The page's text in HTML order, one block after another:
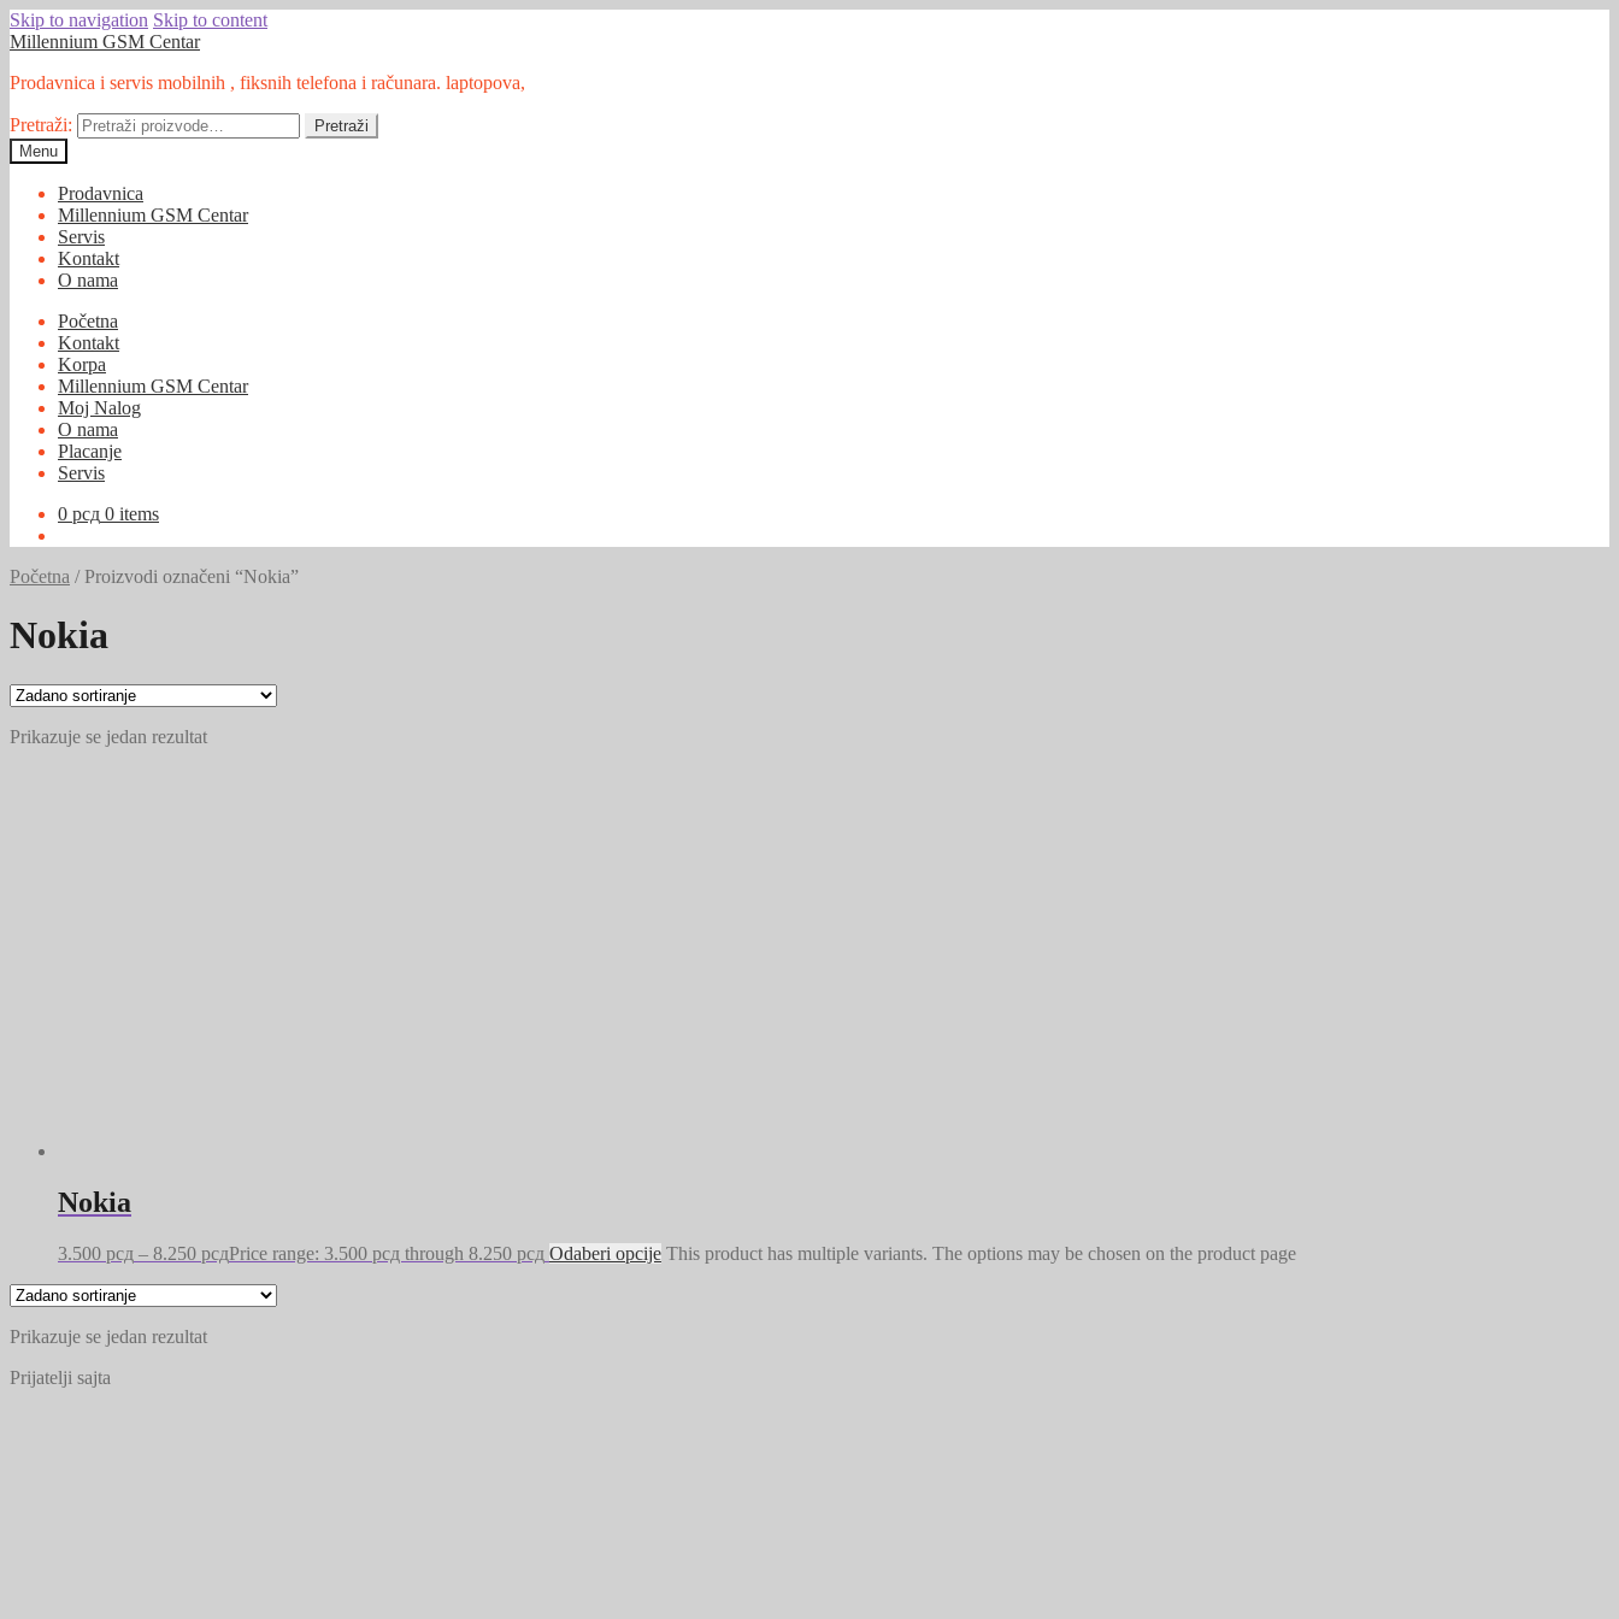
Skip to navigation Skip to content
Millennium GSM Centar
Prodavnica i servis mobilnih , fiksnih telefona i računara. laptopova,
Pretraži:
Pretraži
Menu
Prodavnica
Millennium GSM Centar
Servis
Kontakt
O nama
Početna
Kontakt
Korpa
Millennium GSM Centar
Moj Nalog
O nama
Placanje
Servis
0 рсд 0 items
Početna /Proizvodi označeni “Nokia”
Nokia
Prikazuje se jedan rezultat
Nokia
3.500 рсд – 8.250 рсдPrice range: 3.500 рсд through 8.250 рсд Odaberi opcije This product has multiple variants. The options may be chosen on the product page
Prikazuje se jedan rezultat
Prijatelji sajta